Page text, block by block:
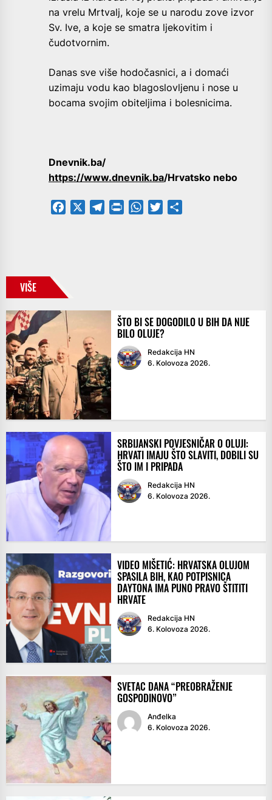
na vrelu Mrtvalj, koje se u narodu zove izvor
Sv. Ive, a koje se smatra ljekovitim i
čudotvornim.
Danas sve više hodočasnici, a i domaći
uzimaju vodu kao blagoslovljenu i nose u
bocama svojim obiteljima i bolesnicima.
Dnevnik.ba/
https://www.dnevnik.ba/Hrvatsko nebo
Facebook TelegramPrintFriendly
WhatsApp
Twitter
VIŠE
ŠTO BI SE DOGODILO U BIH DA NIJE
BILO OLUJE?
Redakcija HN
6. Kolovoza 2026.
SRBIJANSKI POVJESNIČAR O OLUJI:
HRVATI IMAJU ŠTO SLAVITI, DOBILI SU
ŠTO IM I PRIPADA
Redakcija HN
6. Kolovoza 2026.
VIDEO MIŠETIĆ: HRVATSKA OLUJOM
SPASILA BIH, KAO POTPISNICA
DAYTONA IMA PUNO PRAVO ŠTITITI
HRVATE
Redakcija HN
6. Kolovoza 2026.
SVETAC DANA “PREOBRAŽENJE
GOSPODINOVO”
Anđelka
6. Kolovoza 2026.